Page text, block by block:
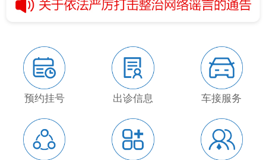
预约挂号 出诊信息 车接服务